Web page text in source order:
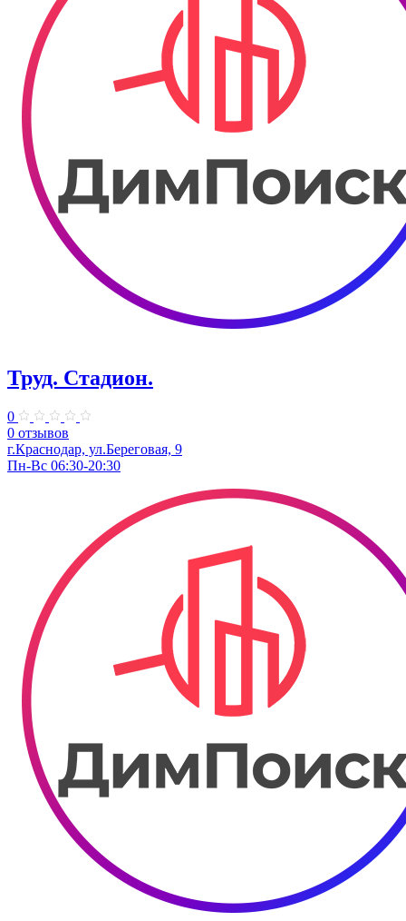
Труд. Стадион.
0
0 отзывов
г.Краснодар, ул.Береговая, 9
Пн-Вс 06:30-20:30